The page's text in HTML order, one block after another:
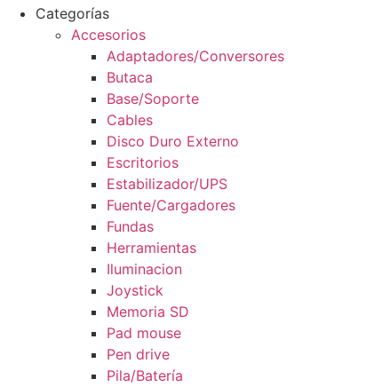
Categorías
Accesorios
Adaptadores/Conversores
Butaca
Base/Soporte
Cables
Disco Duro Externo
Escritorios
Estabilizador/UPS
Fuente/Cargadores
Fundas
Herramientas
Iluminacion
Joystick
Memoria SD
Pad mouse
Pen drive
Pila/Batería